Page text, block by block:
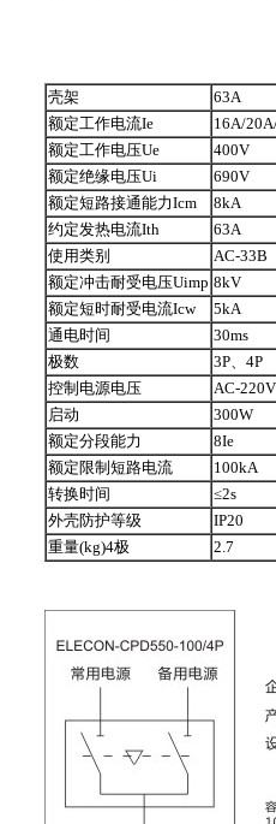
壳架
63A
额定工作电流Ie
16A/
额定工作电压Ue
400V
额定绝缘电压Ui
690V
额定短路接通能力Icm
8kA
约定发热电流Ith
63A
使用类别
AC-33B
额定冲击耐受电压Uimp 8kV
额定短时耐受电流Icw
5kA
通电时间
30ms
极数
3P、4P
控制电源电压
AC-220V
启动
300W
额定分段能力
8Ie
额定限制短路电流
100kA
转换时间
≤2s
外壳防护等级
IP20
重量(kg)4极
2.7